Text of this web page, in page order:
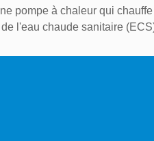
pompe à chaleur qui
l'eau chaude sanitaire